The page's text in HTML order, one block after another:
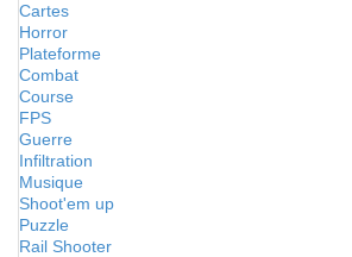
Cartes
Horror
Plateforme
Combat
Course
FPS
Guerre
Infiltration
Musique
Shoot'em up
Puzzle
Rail Shooter